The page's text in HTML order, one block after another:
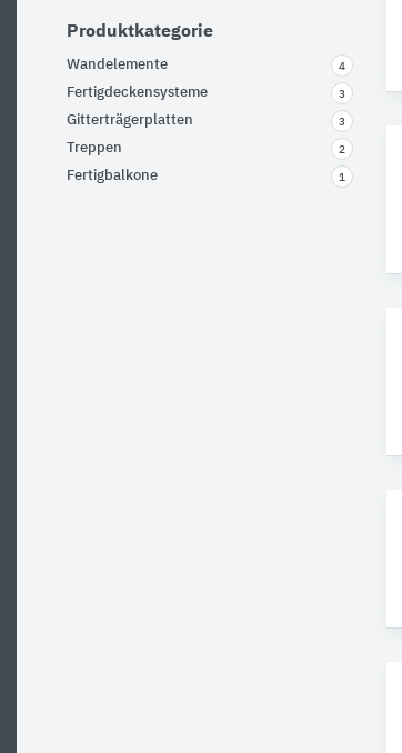
Produktkategorie
Wandelemente 4
Fertigdeckensysteme 3
Gitterträgerplatten 3
Treppen 2
Fertigbalkone 1